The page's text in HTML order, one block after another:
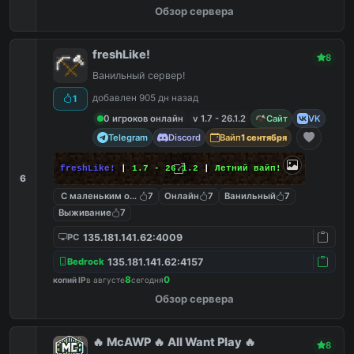
Обзор сервера
6
1
freshLike! 8
Ванильный сервер!
добавлен 905 дн назад
0 игроков онлайн
v 1.7 - 26.1.2 Сайт
VK
Telegram
Discord Вайп1 сентября
freshLike! 1.7 - 26.1.2 | Летний вайп!
С маленьким онлайном
7 Онлайн 7 Ванильный
7
Выживание
7
PC 135.181.141.62:4009
Bedrock 135.181.141.62:4157
копий IPв августе8сегодня0
Обзор сервера
🔥 McAWP 🔥 All Want Play 🔥 8